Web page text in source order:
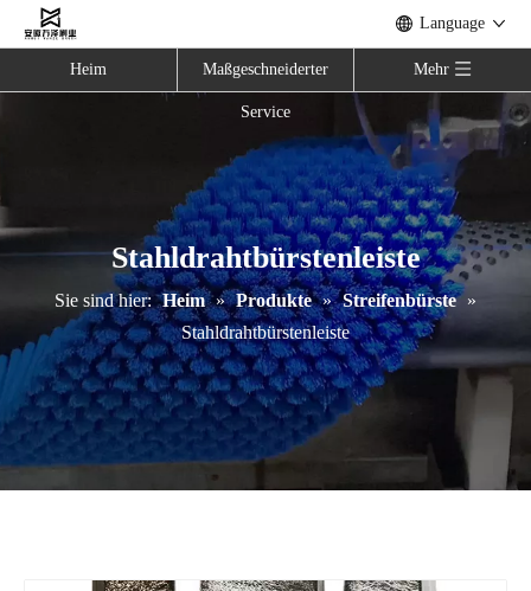
Language
Heim Maßgeschneiderter
Service
Mehr
Stahldrahtbürstenleiste
Sie sind hier: Heim » Produkte » Streifenbürste »
Stahldrahtbürstenleiste